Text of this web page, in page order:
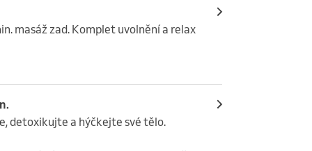
masáž zad. Komplet uvolnění a relax
detoxikujte a hýčkejte své tělo.